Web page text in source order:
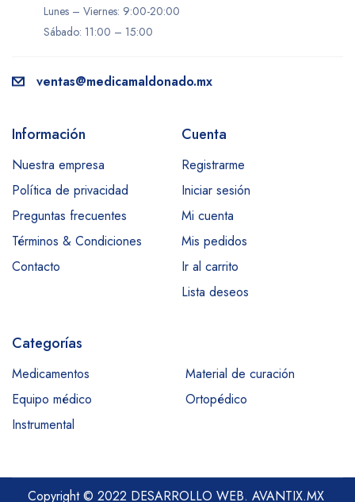
Lunes – Viernes: 9:00-20:00
Sábado: 11:00 – 15:00
ventas@medicamaldonado.mx
Información
Nuestra empresa
Política de privacidad
Preguntas frecuentes
Términos & Condiciones
Contacto
Cuenta
Registrarme
Iniciar sesión
Mi cuenta
Mis pedidos
Ir al carrito
Lista deseos
Categorías
Medicamentos
Material de curación
Equipo médico
Ortopédico
Instrumental
Copyright © 2022 DESARROLLO WEB. AVANTIX.MX